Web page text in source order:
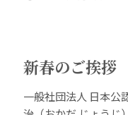
新春のご挨拶
一般社団法人 日本